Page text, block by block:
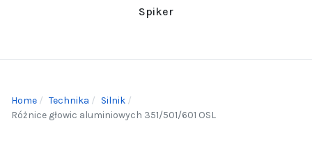
Spiker
Home Technika
Silnik
Różnice głowic aluminiowych 351/501/601 OSL